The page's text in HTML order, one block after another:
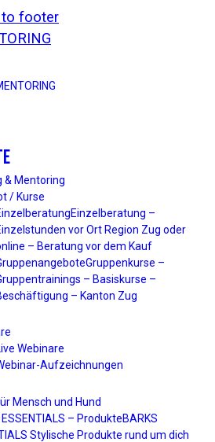
to footer
& Mentoring
/ Kurse
Einzelberatung –
vor Ort Region Zug oder
– Beratung vor dem Kauf
Gruppenkurse –
– Basiskurse –
– Kanton Zug
Webinare
Aufzeichnungen
Mensch und Hund
– ProdukteBARKS
Stylische Produkte rund um dich